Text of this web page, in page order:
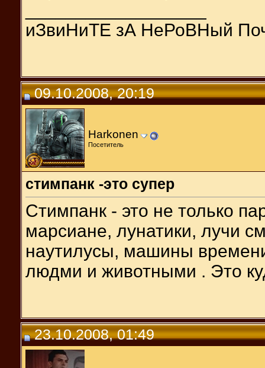
иЗвиНиТЕ зА НеРоВНый
09.10.2008, 20:19
Harkonen
Посетитель
стимпанк -это супер
Стимпанк - это не только
марсиане, лунатики, лучи
наутилусы, машины
людми и животными . Это
23.10.2008, 01:49